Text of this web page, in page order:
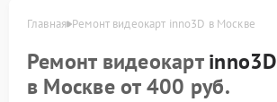
Главная Ремонт видеокарт inno3D в Москве
Ремонт видеокартinno3D
в Москве от 400 руб.